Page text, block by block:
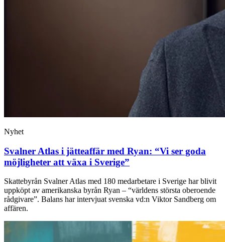
Nyhet
Svalner Atlas i jätteaffär med Ryan: “Vi ser goda
möjligheter att växa i Sverige”
Skattebyrån Svalner Atlas med 180 medarbetare i Sverige har blivit
uppköpt av amerikanska byrån Ryan – “världens största oberoende
rådgivare”. Balans har intervjuat svenska vd:n Viktor Sandberg om
affären.